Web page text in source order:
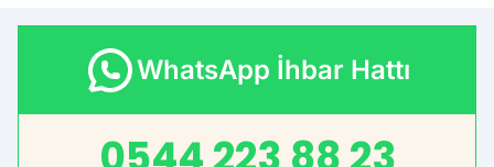
WhatsApp İhbar Hattı